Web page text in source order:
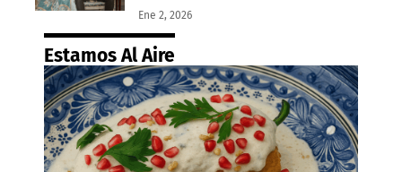
Ene 2, 2026
Estamos Al Aire